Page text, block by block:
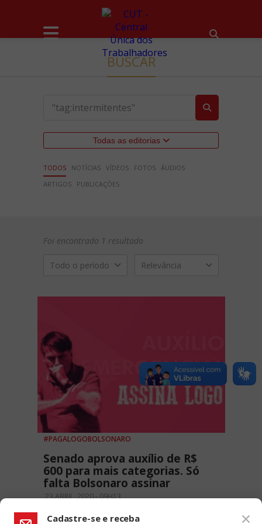
BUSCAR
Todas as editorias
TODOS NOTÍCIAS VÍDEOS FOTOS ÁUDIOS
ARTIGOS
PUBLICAÇÕES
Foi encontrado 1 resultado
Todo o período Relevância
#PAGALOGOBOLSONARO
Senado aprova auxílio de R$
600 para mais categorias. Só
falta Bolsonaro assinar
23 ABRIL, 2020 - 09H13
Cadastre-se e receba